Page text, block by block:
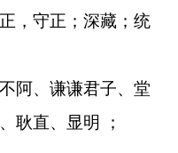
，守正；深藏；统
阿、谦谦君子、堂
耿直、显明 ；